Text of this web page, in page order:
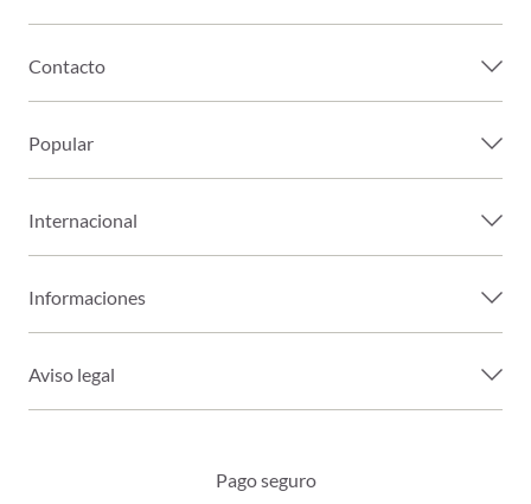
Contacto
Popular
Internacional
Informaciones
Aviso legal
Pago seguro